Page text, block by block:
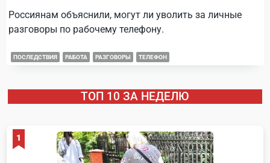
Россиянам объяснили, могут ли уволить за личные
разговоры по рабочему телефону.
ПОСЛЕДСТВИЯ РАБОТА РАЗГОВОРЫ ТЕЛЕФОН
ТОП 10 ЗА НЕДЕЛЮ